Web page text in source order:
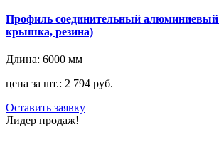
Профиль соединительный алюминиевый
крышка, резина)
Длина: 6000 мм
цена за шт.: 2 794 руб.
Оставить заявку
Лидер продаж!